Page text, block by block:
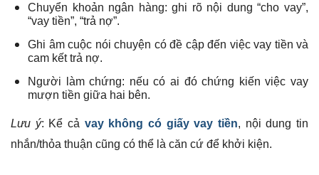
Chuyển khoản ngân hàng: ghi rõ nội dung “cho vay”,
“vay tiền”, “trả nợ”.
Ghi âm cuộc nói chuyện có đề cập đến việc vay tiền và
cam kết trả nợ.
Người làm chứng: nếu có ai đó chứng kiến việc vay
mượn tiền giữa hai bên.
Lưu ý: Kể cả vay không có giấy vay tiền, nội dung tin
nhắn/thỏa thuận cũng có thể là căn cứ để khởi kiện.